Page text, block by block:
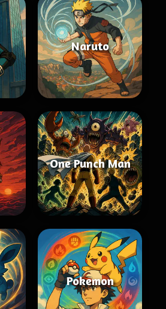
Naruto
One Punch Man
Pokemon